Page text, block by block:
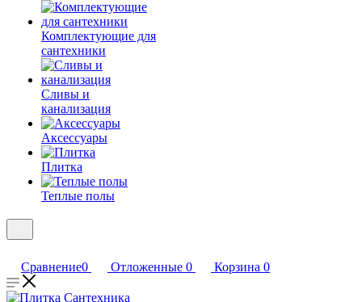
Комплектующие для
сантехники
Сливы и
канализация
Аксессуары
Плитка
Теплые полы
Сравнение0 Отложенные 0 Корзина 0